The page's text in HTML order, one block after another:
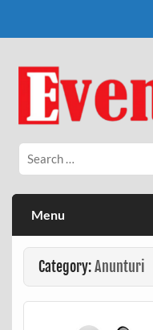
Eveniment
Menu
Category:Anunturi